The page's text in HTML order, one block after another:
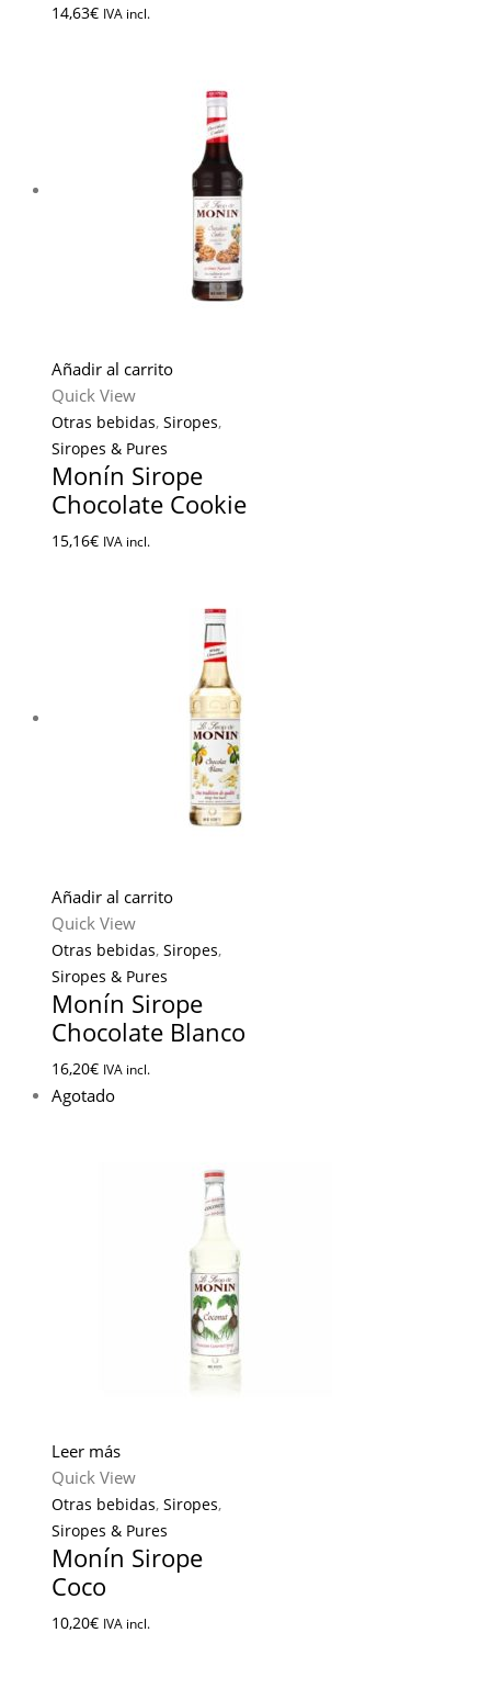
14,63€ IVA incl.
Añadir al carrito
Quick View
Otras bebidas, Siropes,
Siropes & Pures
Monín Sirope
Chocolate Cookie
15,16€ IVA incl.
Añadir al carrito
Quick View
Otras bebidas, Siropes,
Siropes & Pures
Monín Sirope
Chocolate Blanco
16,20€ IVA incl.
Agotado
Leer más
Quick View
Otras bebidas, Siropes,
Siropes & Pures
Monín Sirope
Coco
10,20€ IVA incl.